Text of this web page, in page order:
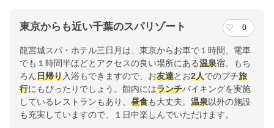
東京からも近い千葉のスパリゾート 0
龍宮城スパ・ホテル三日月は、東京からお車で１時間、電車
でも１時間半ほどとアクセスの良い場所にある温泉宿。もち
ろん日帰り入浴もできますので、お友達とお2人でのプチ旅
行にもぴったりでしょう。館内にはランチバイキングを実施
しているレストランもあり、 昼食も大丈夫。 温泉以外の施設
も充実していますので、１日中楽しんでいただけます。